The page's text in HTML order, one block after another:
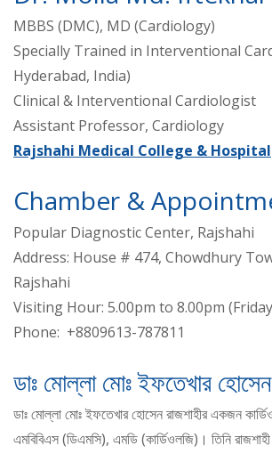
MBBS (DMC), MD (Cardiology)
Specially Trained in Interventional
Hyderabad, India)
Clinical & Interventional Cardiologist
Assistant Professor, Cardiology
Rajshahi Medical College & Hospital
Chamber &
Popular Diagnostic Center, Rajshahi
Address: House # 474, Chowdhury
Rajshahi
Visiting Hour: 5.00pm to 8.00pm
Phone: +8809613-787811
ডাঃ মোল্লা মোঃ ইফতেখার
ডাঃ মোল্লা মোঃ ইফতেখার হোসেন রাজশাহীর একজন
এমবিবিএস (ডিএমসি), এমডি (কার্ডিওলজি)। তিনি